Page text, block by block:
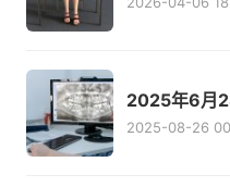
2025年6月
2025-08-26